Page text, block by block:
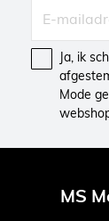
Ja, ik
Mode
MS